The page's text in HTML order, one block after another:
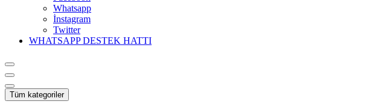
Whatsapp
İnstagram
Twitter
WHATSAPP DESTEK HATTI
Tüm kategoriler